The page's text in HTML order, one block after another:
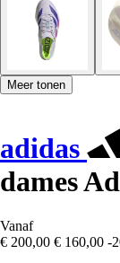
Meer tonen
adidas
dames
Vanaf
€ 200,00 € 160,00 -